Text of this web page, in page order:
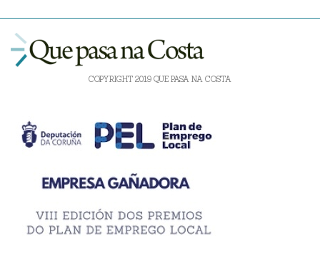
COPYRIGHT 2019 QUE PASA NA COSTA